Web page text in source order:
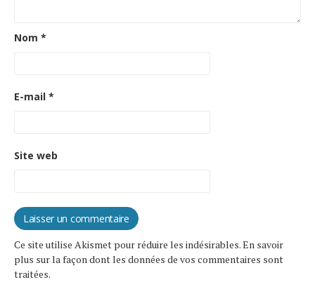
Nom *
E-mail *
Site web
Ce site utilise Akismet pour réduire les indésirables.En savoir
plus sur la façon dont les données de vos commentaires sont
traitées.